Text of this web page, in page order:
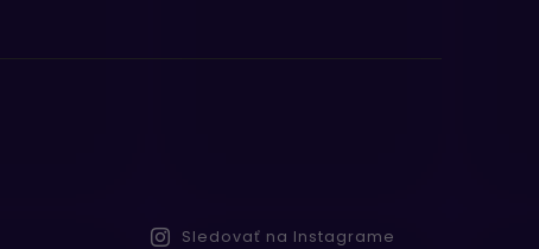
Sledovať na Instagrame